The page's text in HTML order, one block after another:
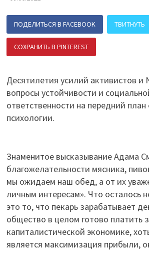
ПОДЕЛИТЬСЯ В FACEBOOK ТВИТНУТЬ
СОХРАНИТЬ В PINTEREST
Десятилетия усилий активистов и
вопросы устойчивости и
ответственности на передний
психологии.
Знаменитое высказывание Адама
благожелательности мясника,
мы ожидаем наш обед, а от их
личным интересам». Что осталось
это то, что пекарь зарабатывает
общество в целом готово платить
капиталистической экономике,
является максимизация прибыли,